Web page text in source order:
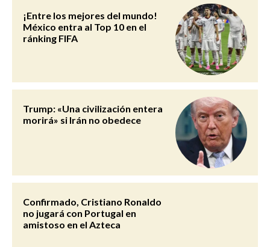
¡Entre los mejores del mundo!
México entra al Top 10 en el
ránking FIFA
Trump: «Una civilización entera
morirá» si Irán no obedece
Confirmado, Cristiano Ronaldo
no jugará con Portugal en
amistoso en el Azteca